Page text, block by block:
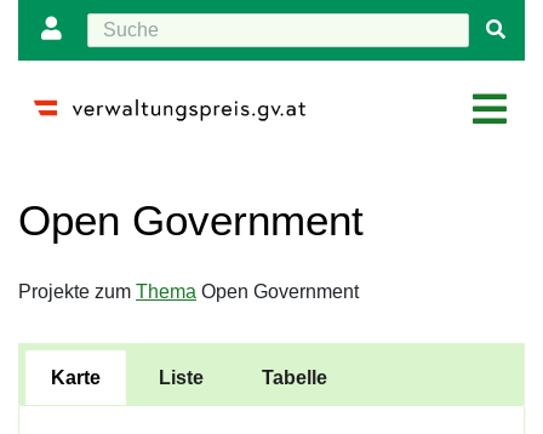
Open Government
Projekte zum Thema Open Government
Karte Liste Tabelle